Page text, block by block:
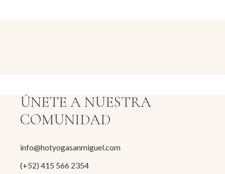
ÚNETE A NUESTRA
COMUNIDAD
info@hotyogasanmiguel.com
(+52) 415 566 2354